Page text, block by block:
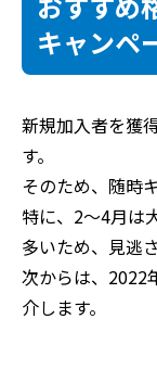
キャンペ
新規加入者を獲
す。
そのため、随時
特に、2～4月は
多いため、見逃
次からは、2022
介します。